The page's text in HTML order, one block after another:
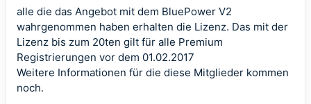
alle die das Angebot mit dem BluePower V2
wahrgenommen haben erhalten die Lizenz. Das mit der
Lizenz bis zum 20ten gilt für alle Premium
Registrierungen vor dem 01.02.2017
Weitere Informationen für die diese Mitglieder kommen
noch.